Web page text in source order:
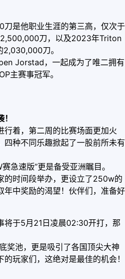
是他职业生涯的第三高，仅次于
刀，以及2023年Triton
刀。
Jorstad，一起成为了唯二拥有
主赛事冠军。
行着，第二周的比赛场面更加火
四种不同乐趣掀起了一股前所未有
急速版”更是备受亚洲瞩目。
的时间段举办，更设立了250w的
年中奖励的渴望！伙伴们，准备好
将于5月21日凌晨02:30开打，那
奖池，更是吸引了各国顶尖大神
玩家们，这绝对是最佳的机会！